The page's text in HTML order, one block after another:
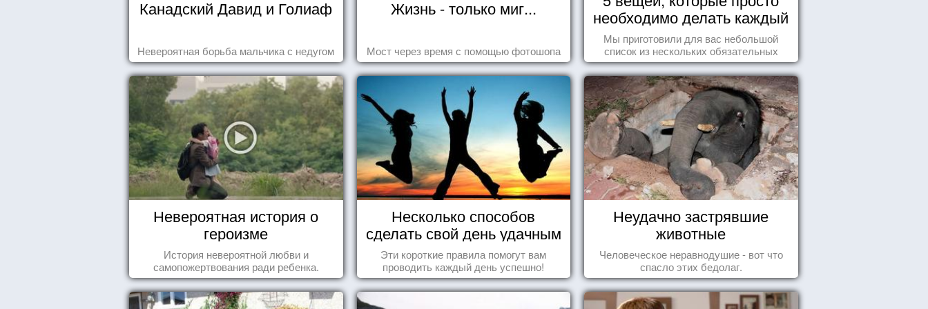
Канадский Давид и Голиаф
Невероятная борьба мальчика с недугом
Жизнь - только миг...
Мост через время с помощью фотошопа
необходимо делать каждый
день
Мы приготовили для вас небольшой
список из нескольких обязательных
вещей, которые должны стать частью
вашего дня.
Невероятная история о
героизме
История невероятной любви и
самопожертвования ради ребенка.
Несколько способов
сделать свой день удачным
Эти короткие правила помогут вам
проводить каждый день успешно!
Неудачно застрявшие
животные
Человеческое неравнодушие - вот что
спасло этих бедолаг.